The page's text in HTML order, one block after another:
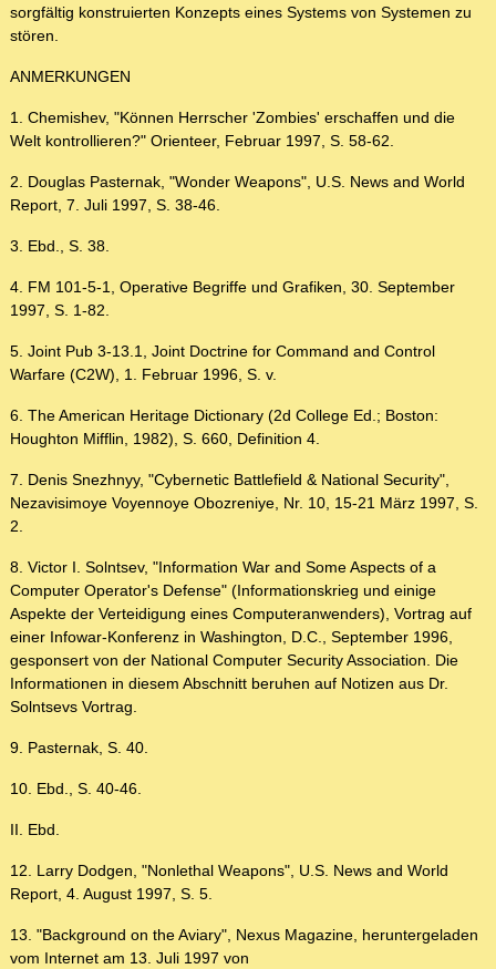
sorgfältig konstruierten Konzepts eines Systems von Systemen zu
stören.
ANMERKUNGEN
1. Chemishev, "Können Herrscher 'Zombies' erschaffen und die
Welt kontrollieren?" Orienteer, Februar 1997, S. 58-62.
2. Douglas Pasternak, "Wonder Weapons", U.S. News and World
Report, 7. Juli 1997, S. 38-46.
3. Ebd., S. 38.
4. FM 101-5-1, Operative Begriffe und Grafiken, 30. September
1997, S. 1-82.
5. Joint Pub 3-13.1, Joint Doctrine for Command and Control
Warfare (C2W), 1. Februar 1996, S. v.
6. The American Heritage Dictionary (2d College Ed.; Boston:
Houghton Mifflin, 1982), S. 660, Definition 4.
7. Denis Snezhnyy, "Cybernetic Battlefield & National Security",
Nezavisimoye Voyennoye Obozreniye, Nr. 10, 15-21 März 1997, S.
2.
8. Victor I. Solntsev, "Information War and Some Aspects of a
Computer Operator's Defense" (Informationskrieg und einige
Aspekte der Verteidigung eines Computeranwenders), Vortrag auf
einer Infowar-Konferenz in Washington, D.C., September 1996,
gesponsert von der National Computer Security Association. Die
Informationen in diesem Abschnitt beruhen auf Notizen aus Dr.
Solntsevs Vortrag.
9. Pasternak, S. 40.
10. Ebd., S. 40-46.
II. Ebd.
12. Larry Dodgen, "Nonlethal Weapons", U.S. News and World
Report, 4. August 1997, S. 5.
13. "Background on the Aviary", Nexus Magazine, heruntergeladen
vom Internet am 13. Juli 1997 von